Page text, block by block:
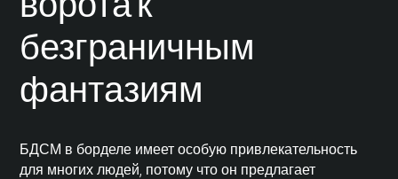
ворота к
безграничным
фантазиям
БДСМ в борделе имеет особую привлекательность
для многих людей, потому что он предлагает